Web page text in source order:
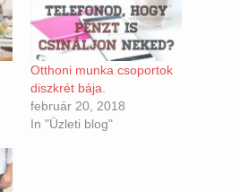
Otthoni munka csoportok
diszkrét bája.
február 20, 2018
In "Üzleti blog"